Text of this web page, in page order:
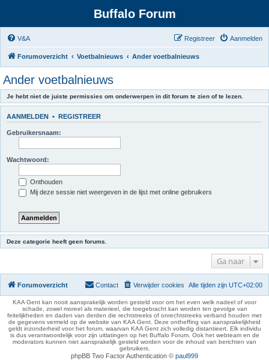
Buffalo Forum
V&A Aanmelden
Registreer
Forumoverzicht Voetbalnieuws Ander voetbalnieuws
Ander voetbalnieuws
Je hebt niet de juiste permissies om onderwerpen in dit forum te zien of te lezen.
AANMELDEN • REGISTREER
Gebruikersnaam:
Wachtwoord:
Onthouden
Mij deze sessie niet weergeven in de lijst met online gebruikers
Deze categorie heeft geen forums.
Ga naar
Forumoverzicht Alle tijden zijn UTC+02:00
Verwijder cookies
Contact
KAA Gent kan nooit aansprakelijk worden gesteld voor om het even welk nadeel of voor
schade, zowel moreel als materieel, die toegebracht kan worden ten gevolge van
feitelijkheden en daden van derden die rechtstreeks of onrechtstreeks verband houden met
de gegevens vermeld op de website van KAA Gent. Deze ontheffing van aansprakelijkheid
geldt inzonderheid voor het forum, waarvan KAA Gent zich volledig distantieert. Elk individu
is dus verantwoordelijk voor zijn uitlatingen op het Buffalo Forum. Ook het webteam en de
moderators kunnen niet aansprakelijk gesteld worden voor de inhoud van berichten van
gebruikers.
phpBB Two Factor Authentication © paul999